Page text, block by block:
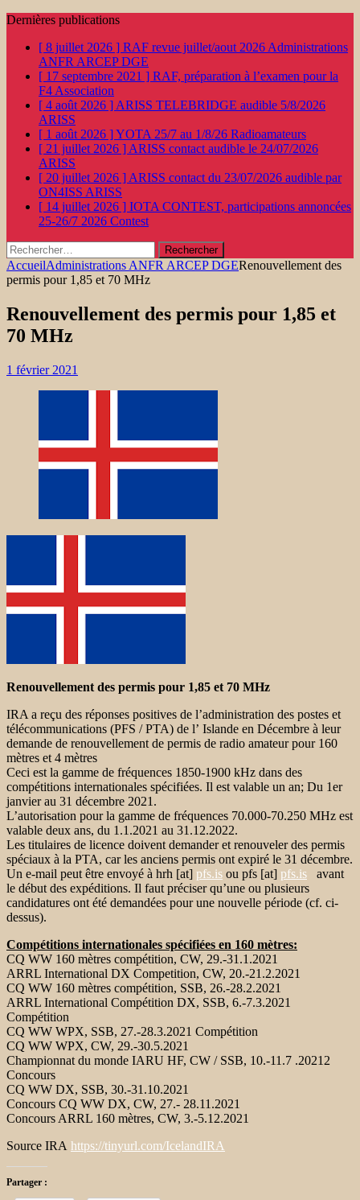
Dernières publications
[ 8 juillet 2026 ] RAF revue juillet/aout 2026 Administrations
ANFR ARCEP DGE
[ 17 septembre 2021 ] RAF, préparation à l’examen pour la
F4 Association
[ 4 août 2026 ] ARISS TELEBRIDGE audible 5/8/2026
ARISS
[ 1 août 2026 ]YOTA 25/7 au 1/8/26 Radioamateurs
[ 21 juillet 2026 ] ARISS contact audible le 24/07/2026
ARISS
[ 20 juillet 2026 ] ARISS contact du 23/07/2026 audible par
ON4ISS ARISS
[ 14 juillet 2026 ] IOTA CONTEST, participations annoncées
25-26/7 2026 Contest
Rechercher :
AccueilAdministrations ANFR ARCEP DGERenouvellement des
permis pour 1,85 et 70 MHz
Renouvellement des permis pour 1,85 et
70 MHz
1 février 2021
Renouvellement des permis pour 1,85 et 70 MHz
IRA a reçu des réponses positives de l’administration des postes et
télécommunications (PFS / PTA) de l’ Islande en Décembre à leur
demande de renouvellement de permis de radio amateur pour 160
mètres et 4 mètres
Ceci est la gamme de fréquences 1850-1900 kHz dans des
compétitions internationales spécifiées. Il est valable un an; Du 1er
janvier au 31 décembre 2021.
L’autorisation pour la gamme de fréquences 70.000-70.250 MHz est
valable deux ans, du 1.1.2021 au 31.12.2022.
Les titulaires de licence doivent demander et renouveler des permis
spéciaux à la PTA, car les anciens permis ont expiré le 31 décembre.
Un e-mail peut être envoyé à hrh [at] pfs.is ou pfs [at] pfs.is avant
le début des expéditions. Il faut préciser qu’une ou plusieurs
candidatures ont été demandées pour une nouvelle période (cf. ci-
dessus).
Compétitions internationales spécifiées en 160 mètres:
CQ WW 160 mètres compétition, CW, 29.-31.1.2021
ARRL International DX Competition, CW, 20.-21.2.2021
CQ WW 160 mètres compétition, SSB, 26.-28.2.2021
ARRL International Compétition DX, SSB, 6.-7.3.2021
Compétition
CQ WW WPX, SSB, 27.-28.3.2021 Compétition
CQ WW WPX, CW, 29.-30.5.2021
Championnat du monde IARU HF, CW / SSB, 10.-11.7 .20212
Concours
CQ WW DX, SSB, 30.-31.10.2021
Concours CQ WW DX, CW, 27.- 28.11.2021
Concours ARRL 160 mètres, CW, 3.-5.12.2021
Source IRA https://tinyurl.com/IcelandIRA
Partager :